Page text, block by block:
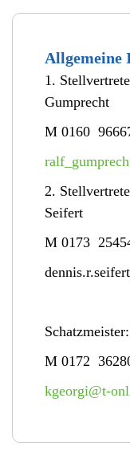
Allgemeine
1.
Gumprecht
M 0160
2.
Seifert
M 0173
Schatzmeister:
M 0172
kgeorgi@t-